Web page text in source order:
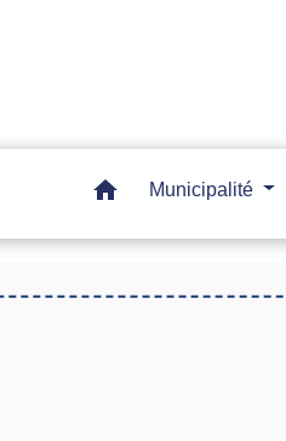
home Municipalité